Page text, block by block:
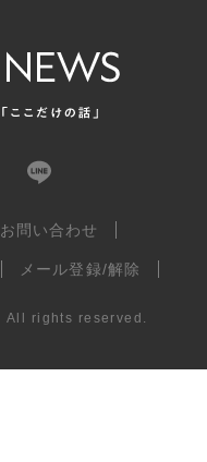
お問い合わせ
メール登録/解除
All rights reserved.